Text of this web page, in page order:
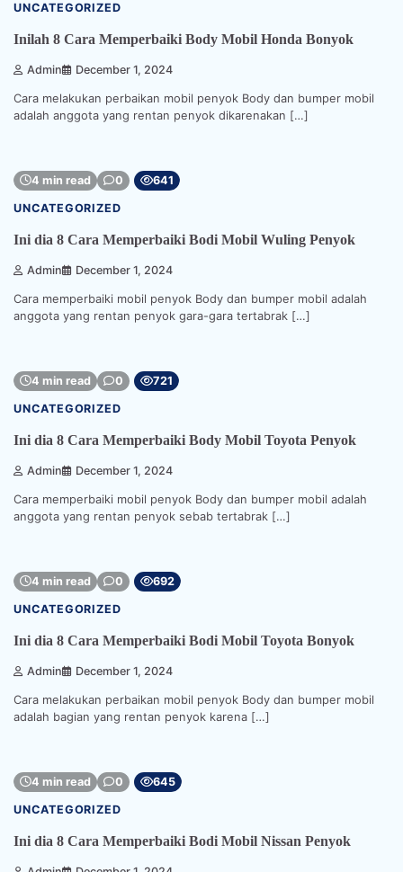
UNCATEGORIZED
Inilah 8 Cara Memperbaiki Body Mobil Honda Bonyok
Admin December 1, 2024
Cara melakukan perbaikan mobil penyok Body dan bumper mobil
adalah anggota yang rentan penyok dikarenakan […]
4 min read 0 641
UNCATEGORIZED
Ini dia 8 Cara Memperbaiki Bodi Mobil Wuling Penyok
Admin December 1, 2024
Cara memperbaiki mobil penyok Body dan bumper mobil adalah
anggota yang rentan penyok gara-gara tertabrak […]
4 min read 0 721
UNCATEGORIZED
Ini dia 8 Cara Memperbaiki Body Mobil Toyota Penyok
Admin December 1, 2024
Cara memperbaiki mobil penyok Body dan bumper mobil adalah
anggota yang rentan penyok sebab tertabrak […]
4 min read 0 692
UNCATEGORIZED
Ini dia 8 Cara Memperbaiki Bodi Mobil Toyota Bonyok
Admin December 1, 2024
Cara melakukan perbaikan mobil penyok Body dan bumper mobil
adalah bagian yang rentan penyok karena […]
4 min read 0 645
UNCATEGORIZED
Ini dia 8 Cara Memperbaiki Bodi Mobil Nissan Penyok